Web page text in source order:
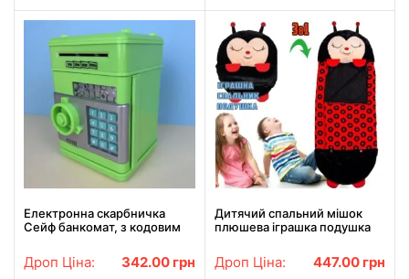
Електронна скарбничка
Сейф банкомат, з кодовим
"класична" зелена
Дроп Ціна: 342.00 грн
Дитячий спальний мішок
плюшева іграшка подушка
Червоний Baby sleeping bag
Size S
Дроп Ціна: 447.00 грн